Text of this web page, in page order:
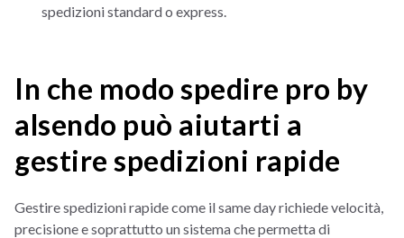
spedizioni standard o express.
In che modo spedire pro by
alsendo può aiutarti a
gestire spedizioni rapide
Gestire spedizioni rapide come il same day richiede velocità,
precisione e soprattutto un sistema che permetta di